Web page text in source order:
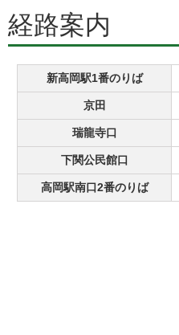
経路案内
新高岡駅1番のりば
京田
瑞龍寺口
下関公民館口
高岡駅南口2番のりば